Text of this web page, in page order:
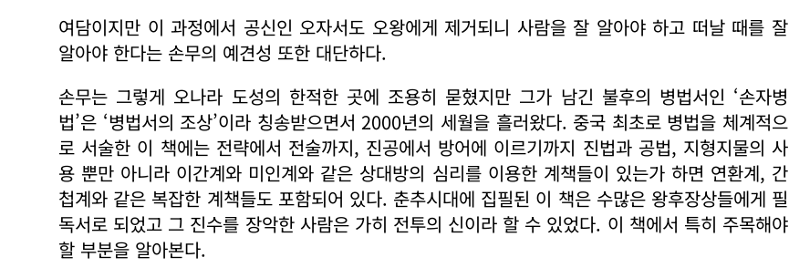
여담이지만 이 과정에서 공신인 오자서도 오왕에게 제거되니 사람을 잘 알아야 하고 떠날 때를 잘
알아야 한다는 손무의 예견성 또한 대단하다.
손무는 그렇게 오나라 도성의 한적한 곳에 조용히 묻혔지만 그가 남긴 불후의 병법서인 ‘손자병
법’은 ‘병법서의 조상’이라 칭송받으면서 2000년의 세월을 흘러왔다. 중국 최초로 병법을 체계적으
로 서술한 이 책에는 전략에서 전술까지, 진공에서 방어에 이르기까지 진법과 공법, 지형지물의 사
용 뿐만 아니라 이간계와 미인계와 같은 상대방의 심리를 이용한 계책들이 있는가 하면 연환계, 간
첩계와 같은 복잡한 계책들도 포함되어 있다. 춘추시대에 집필된 이 책은 수많은 왕후장상들에게 필
독서로 되었고 그 진수를 장악한 사람은 가히 전투의 신이라 할 수 있었다. 이 책에서 특히 주목해야
할 부분을 알아본다.